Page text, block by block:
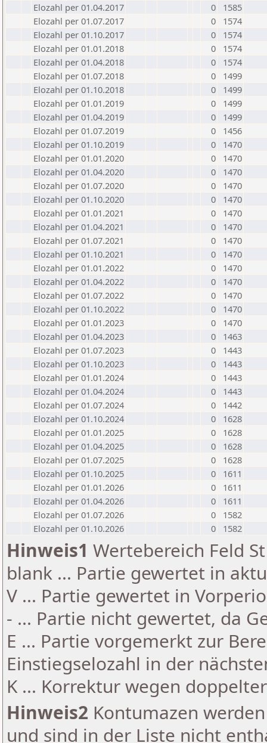
Elozahl per 01.04.2017
0
1585
Elozahl per 01.07.2017
0
1574
Elozahl per 01.10.2017
0
1574
Elozahl per 01.01.2018
0
1574
Elozahl per 01.04.2018
0
1574
Elozahl per 01.07.2018
0
1499
Elozahl per 01.10.2018
0
1499
Elozahl per 01.01.2019
0
1499
Elozahl per 01.04.2019
0
1499
Elozahl per 01.07.2019
0
1456
Elozahl per 01.10.2019
0
1470
Elozahl per 01.01.2020
0
1470
Elozahl per 01.04.2020
0
1470
Elozahl per 01.07.2020
0
1470
Elozahl per 01.10.2020
0
1470
Elozahl per 01.01.2021
0
1470
Elozahl per 01.04.2021
0
1470
Elozahl per 01.07.2021
0
1470
Elozahl per 01.10.2021
0
1470
Elozahl per 01.01.2022
0
1470
Elozahl per 01.04.2022
0
1470
Elozahl per 01.07.2022
0
1470
Elozahl per 01.10.2022
0
1470
Elozahl per 01.01.2023
0
1470
Elozahl per 01.04.2023
0
1463
Elozahl per 01.07.2023
0
1443
Elozahl per 01.10.2023
0
1443
Elozahl per 01.01.2024
0
1443
Elozahl per 01.04.2024
0
1443
Elozahl per 01.07.2024
0
1442
Elozahl per 01.10.2024
0
1628
Elozahl per 01.01.2025
0
1628
Elozahl per 01.04.2025
0
1628
Elozahl per 01.07.2025
0
1628
Elozahl per 01.10.2025
0
1611
Elozahl per 01.01.2026
0
1611
Elozahl per 01.04.2026
0
1611
Elozahl per 01.07.2026
0
1582
Elozahl per 01.10.2026
0 1582
Hinweis1 Wertebereich Feld
blank ... Partie gewertet in
V ... Partie gewertet in
- ... Partie nicht gewertet, da
E ... Partie vorgemerkt zur
Einstiegselozahl in der
K ... Korrektur wegen
Hinweis2 Kontumazen
und sind in der Liste nicht